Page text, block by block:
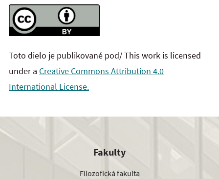
Toto dielo je publikované pod/ This work is licensed
under a Creative Commons Attribution 4.0
International License.
Fakulty
Filozofická fakulta